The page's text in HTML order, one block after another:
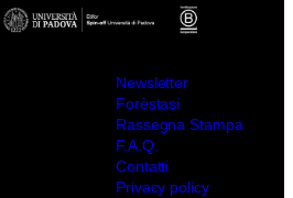
Newsletter
Forèstasi
Rassegna Stampa
F.A.Q.
Contatti
Privacy policy